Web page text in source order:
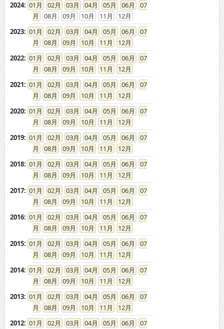
2024: 01 02 03 04 05 06
07
08
09 10 11
12
2023: 01 02 03 04 05 06
07
08
09 10 11
12
2022: 01 02 03 04 05 06
07
08
09 10 11
12
2021: 01 02 03 04 05 06
07
08
09 10 11
12
2020: 01 02 03 04 05 06
07
08
09 10 11
12
2019: 01 02 03 04 05 06
07
08
09 10 11
12
2018: 01 02 03 04 05 06
07
08
09 10 11
12
2017: 01 02 03 04 05 06
07
08
09 10 11
12
2016: 01 02 03 04 05 06
07
08
09 10 11
12
2015: 01 02 03 04 05 06
07
08
09 10 11
12
2014: 01 02 03 04 05 06
07
08
09 10 11
12
2013: 01 02 03 04 05 06
07
08
09 10 11
12
2012: 01 02 03 04 05 06
07